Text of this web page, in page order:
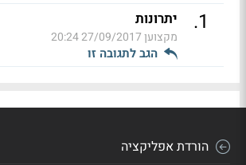
1
. יתרונות
מקצוען27/09/2017 20:24
הגב לתגובה זו
הורדת אפליקציה